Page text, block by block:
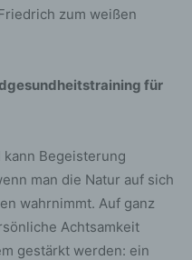
zum weißen
für
kann Begeisterung
man die Natur auf sich
wahrnimmt. Auf ganz
Achtsamkeit
gestärkt werden: ein